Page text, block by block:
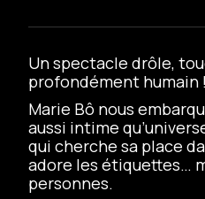
Un spectacle drôle,
profondément humain !
Marie Bô nous
aussi intime
qui cherche sa place
adore les étiquettes…
personnes.